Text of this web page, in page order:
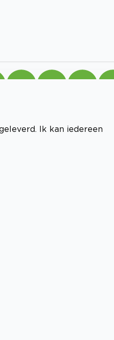
Ik kan iedereen